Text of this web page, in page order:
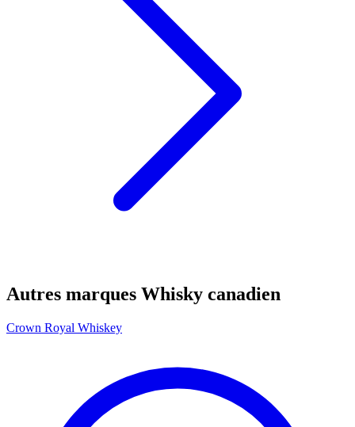
Autres marques Whisky canadien
Crown Royal Whiskey